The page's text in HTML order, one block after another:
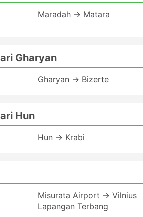
Maradah → Matara
Gharyan
Gharyan → Bizerte
Hun
Hun → Krabi
Misurata Airport → Vilnius
Lapangan Terbang